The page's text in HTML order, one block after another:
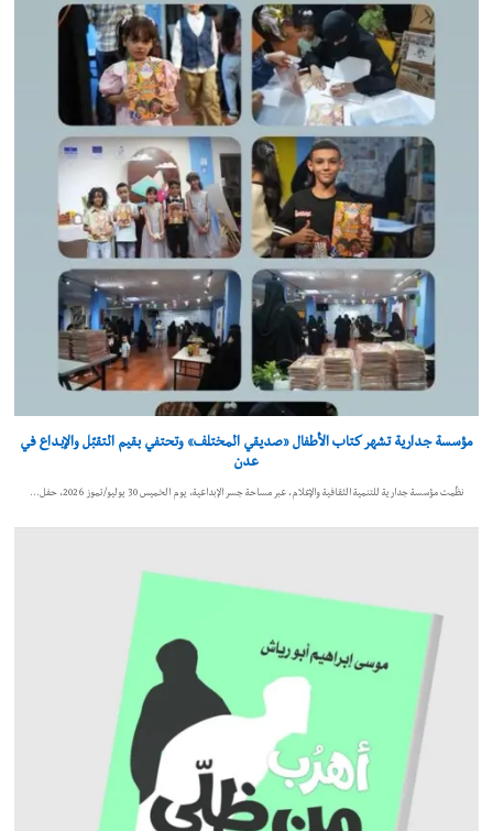
مؤسسة جدارية تشهر كتاب الأطفال «صديقي المختلف» وتحتفي بقيم التقبّل والإبداع في
عدن
نظّمت مؤسسة جدارية للتنمية الثقافية والإعلام، عبر مساحة جسر الإبداعية، يوم الخميس 30 يوليو/تموز 2026، حفل…